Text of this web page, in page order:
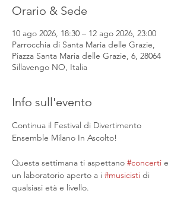
Orario & Sede
10 ago 2026, 18:30 – 12 ago 2026, 23:00
Parrocchia di Santa Maria delle Grazie,
Piazza Santa Maria delle Grazie, 6, 28064
Sillavengo NO, Italia
Info sull'evento
Continua il Festival di Divertimento
Ensemble Milano In Ascolto!
Questa settimana ti aspettano #concerti e
un laboratorio aperto a i #musicisti di
qualsiasi età e livello.